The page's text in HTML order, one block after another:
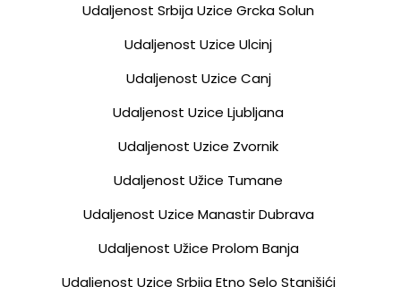
Udaljenost Srbija Uzice Grcka Solun
Udaljenost Uzice Ulcinj
Udaljenost Uzice Canj
Udaljenost Uzice Ljubljana
Udaljenost Uzice Zvornik
Udaljenost Užice Tumane
Udaljenost Uzice Manastir Dubrava
Udaljenost Užice Prolom Banja
Udaljenost Uzice Srbija Etno Selo Stanišići